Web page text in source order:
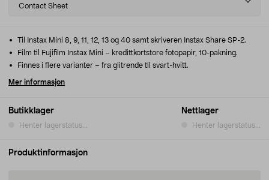
variant
Contact Sheet
Butikklager
Henter lagerstatus...
Nettlager
Henter lagerstatus...
Til Instax Mini 8, 9, 11, 12, 13 og 40 samt skriveren Instax Share SP-2.
Film til Fujifilm Instax Mini – kredittkortstore fotopapir, 10-pakning.
Finnes i flere varianter – fra glitrende til svart-hvitt.
Mer informasjon
Produktinformasjon